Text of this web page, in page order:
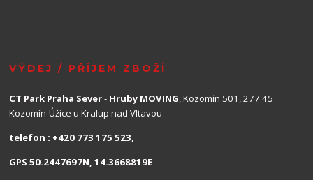
VÝDEJ / PŘÍJEM ZBOŽÍ
CT Park Praha Sever- Hruby MOVING, Kozomín 501, 277 45
Kozomín-Úžice u Kralup nad Vltavou
telefon : +420 773 175 523,
GPS 50.2447697N, 14.3668819E